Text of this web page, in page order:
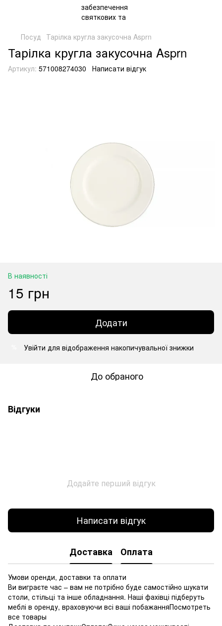
Посуд Тарілка кругла закусочна Asprn
Тарілка кругла закусочна Asprn
Артикул: 571008274030 Написати відгук
В наявності
15 грн
Додати
Увійти для відображення накопичувальної знижки
До обраного
Відгуки
Додайте перший відгук
Написати відгук
Доставка Оплата
Умови оренди, доставки та оплати
Ви виграєте час – вам не потрібно буде самостійно шукати
столи, стільці та інше обладнання. Наші фахівці підберуть
меблі в оренду, враховуючи всі ваші побажанняПосмотреть
все товары